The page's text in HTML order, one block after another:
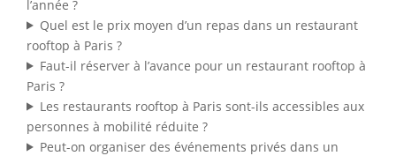
l’année ?
Quel est le prix moyen d’un repas dans un restaurant
rooftop à Paris ?
Faut-il réserver à l’avance pour un restaurant rooftop à
Paris ?
Les restaurants rooftop à Paris sont-ils accessibles aux
personnes à mobilité réduite ?
Peut-on organiser des événements privés dans un